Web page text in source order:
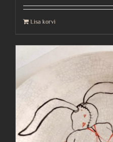
Lisa korvi